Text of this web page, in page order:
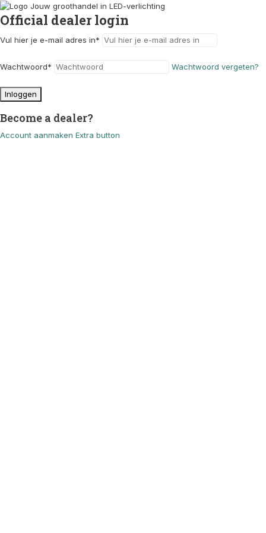
Official dealer login
Vul hier je e-mail adres in*
Wachtwoord* Wachtwoord vergeten?
Inloggen
Become a dealer?
Account aanmaken Extra button